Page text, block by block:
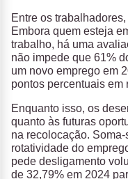
Entre os
Embora quem esteja
trabalho, há uma
não impede que 61%
um novo emprego em
pontos percentuais em
Enquanto isso, os
quanto às futuras
na recolocação.
rotatividade do
pede desligamento
de 32,79% em 2024